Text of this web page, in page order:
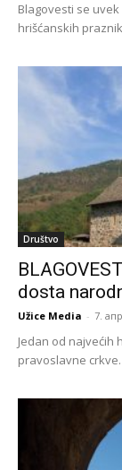
Blagovesti se
hrišćanskih
Društvo
dosta
Užice Media - 7.
Jedan od najvećih
pravoslavne